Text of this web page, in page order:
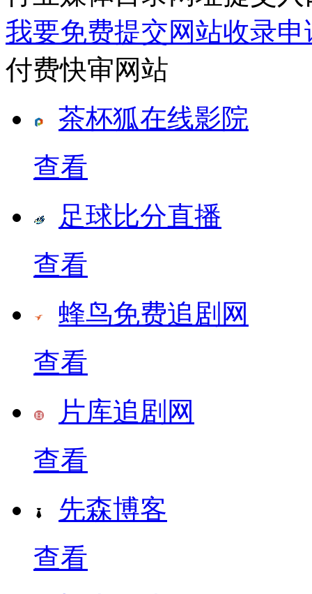
我要免费提交网站收录申
付费快审网站
茶杯狐在线影院
查看
足球比分直播
查看
蜂鸟免费追剧网
查看
片库追剧网
查看
先森博客
查看